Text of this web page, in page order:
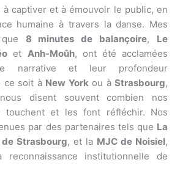
captiver et à émouvoir le public, en
humaine à travers la danse. Mes
8 minutes de balançoire, Le
et Anh-Moûh, ont été acclamées
narrative et leur profondeur
ce soit à New Yorkou àStrasbourg,
disent souvent combien nos
touchent et les font réfléchir. Nos
par des partenaires tels que La
Strasbourg, et la MJC de Noisiel,
reconnaissance institutionnelle de